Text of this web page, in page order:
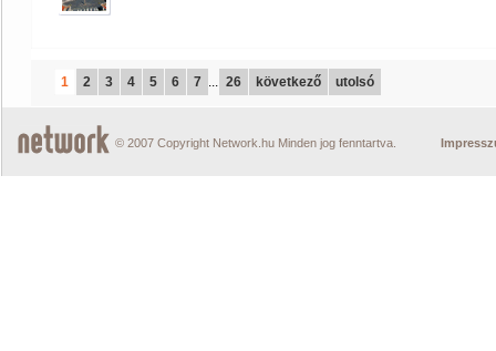
1 2 3 4 5 6 7 ... 26 következő utolsó
© 2007 Copyright Network.hu Minden jog fenntartva.